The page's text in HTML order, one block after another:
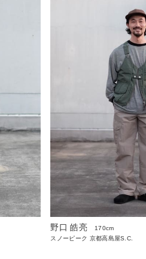
野口 皓亮
170cm
スノーピーク 京都高島屋S.C.